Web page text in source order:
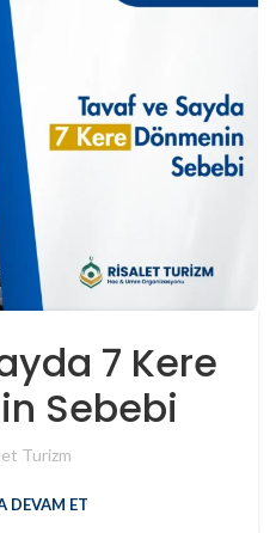
7 Kere
Sebebi
Turizm
DEVAM ET